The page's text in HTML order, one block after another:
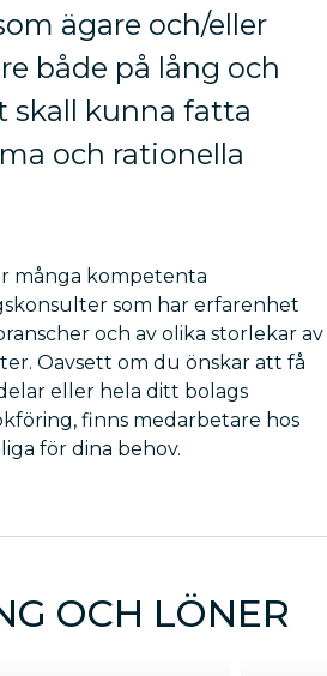
ägare och/eller
både på lång och
skall kunna fatta
och rationella
många kompetenta
som har erfarenhet
och av olika storlekar av
Oavsett om du önskar att få
eller hela ditt bolags
finns medarbetare hos
för dina behov.
OCH LÖNER